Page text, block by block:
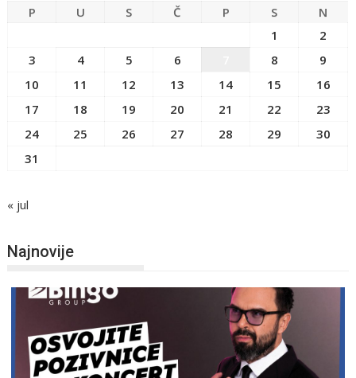
P U S Č P S
N
1
2
3
4 5 6 8
9
10
11 12 13 14 15
16
17
18 19 20 21 22
23
24
25 26 27 28 29
30
31
« jul
Najnovije